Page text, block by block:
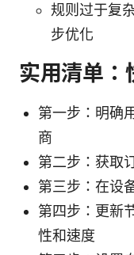
规则过于复
步优化
实用清单：
第一步：明确
商
第二步：获取
第三步：在设
第四步：更新
性和速度